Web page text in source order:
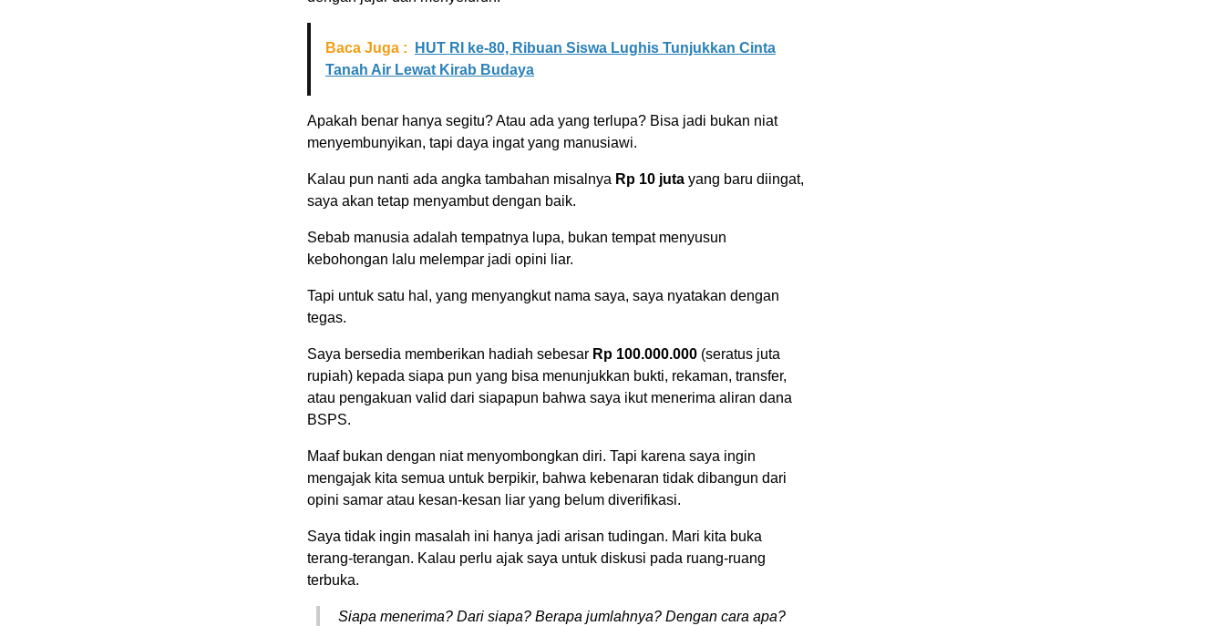
Baca Juga :
HUT RI ke-80, Ribuan Siswa Lughis Tunjukkan Cinta
Tanah Air Lewat Kirab Budaya
Apakah benar hanya segitu? Atau ada yang terlupa? Bisa jadi bukan niat
menyembunyikan, tapi daya ingat yang manusiawi.
Kalau pun nanti ada angka tambahan misalnya Rp 10 juta yang baru diingat,
saya akan tetap menyambut dengan baik.
Sebab manusia adalah tempatnya lupa, bukan tempat menyusun
kebohongan lalu melempar jadi opini liar.
Tapi untuk satu hal, yang menyangkut nama saya, saya nyatakan dengan
tegas.
Saya bersedia memberikan hadiah sebesar Rp 100.000.000 (seratus juta
rupiah) kepada siapa pun yang bisa menunjukkan bukti, rekaman, transfer,
atau pengakuan valid dari siapapun bahwa saya ikut menerima aliran dana
BSPS.
Maaf bukan dengan niat menyombongkan diri. Tapi karena saya ingin
mengajak kita semua untuk berpikir, bahwa kebenaran tidak dibangun dari
opini samar atau kesan-kesan liar yang belum diverifikasi.
Saya tidak ingin masalah ini hanya jadi arisan tudingan. Mari kita buka
terang-terangan. Kalau perlu ajak saya untuk diskusi pada ruang-ruang
terbuka.
Siapa menerima? Dari siapa? Berapa jumlahnya? Dengan cara apa?